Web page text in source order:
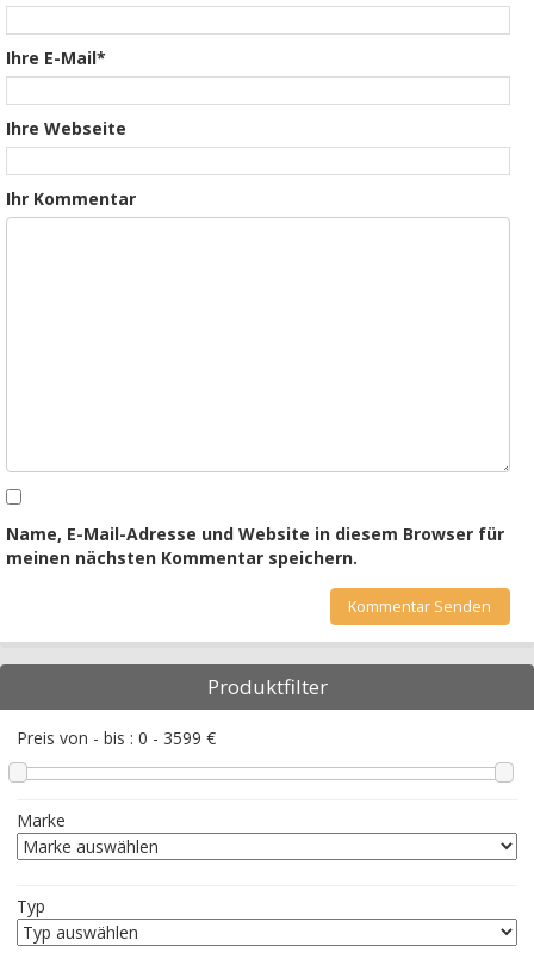
Ihre E-Mail*
Ihre Webseite
Ihr Kommentar
Name, E-Mail-Adresse und Website in diesem Browser für
meinen nächsten Kommentar speichern.
Produktfilter
Preis von - bis : 0 - 3599 €
Marke
Typ